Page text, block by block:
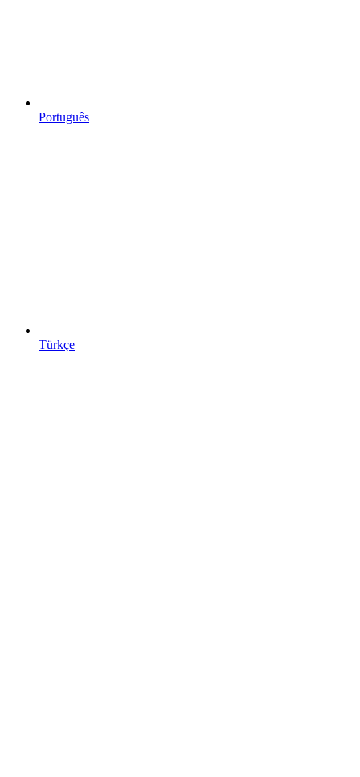
Português
Türkçe